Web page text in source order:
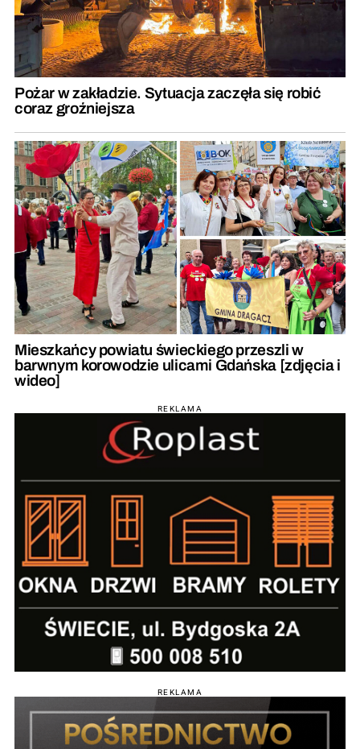
Pożar w zakładzie. Sytuacja zaczęła się robić
coraz groźniejsza
Mieszkańcy powiatu świeckiego przeszli w
barwnym korowodzie ulicami Gdańska [zdjęcia i
wideo]
REKLAMA
REKLAMA